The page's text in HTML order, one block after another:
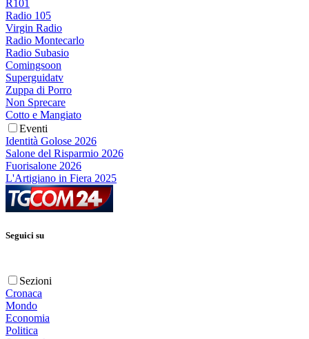
R101
Radio 105
Virgin Radio
Radio Montecarlo
Radio Subasio
Comingsoon
Superguidatv
Zuppa di Porro
Non Sprecare
Cotto e Mangiato
Eventi
Identità Golose 2026
Salone del Risparmio 2026
Fuorisalone 2026
L'Artigiano in Fiera 2025
Seguici su
Sezioni
Cronaca
Mondo
Economia
Politica